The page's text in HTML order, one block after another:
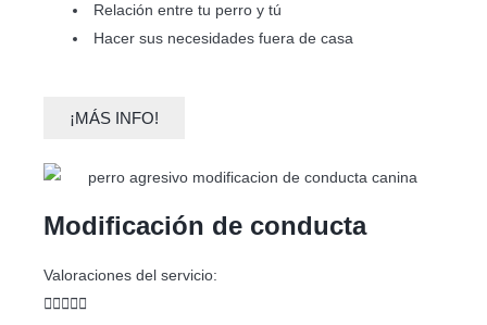
Relación entre tu perro y tú
Hacer sus necesidades fuera de casa
¡MÁS INFO!
Modificación de conducta
Valoraciones del servicio:
